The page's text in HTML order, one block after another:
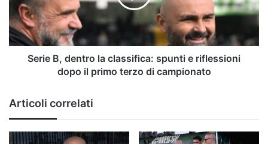
spunti
e
riflessioni
dopo
campionato
Serie B, dentro la classifica: spunti e riflessioni
dopo il primo terzo di campionato
Articoli correlati